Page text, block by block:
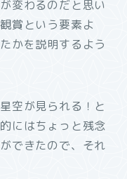
変わるのだと思い
賞という要素よ
かを説明するよう
空が見られる！と
にはちょっと残念
できたので、それ